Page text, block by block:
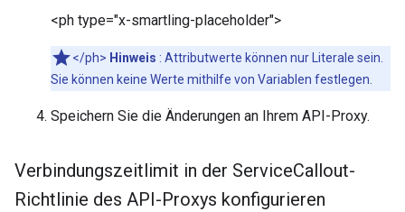
<ph type="x-smartling-placeholder">
</ph> Hinweis : Attributwerte können nur Literale sein.
Sie können keine Werte mithilfe von Variablen festlegen.
Speichern Sie die Änderungen an Ihrem API-Proxy.
Verbindungszeitlimit in der ServiceCallout-
Richtlinie des API-Proxys konfigurieren